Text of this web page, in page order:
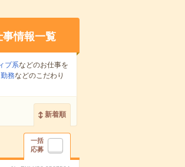
情報一覧
ブ系などのお仕事を
務などのこだわり
新着順
一括
応募